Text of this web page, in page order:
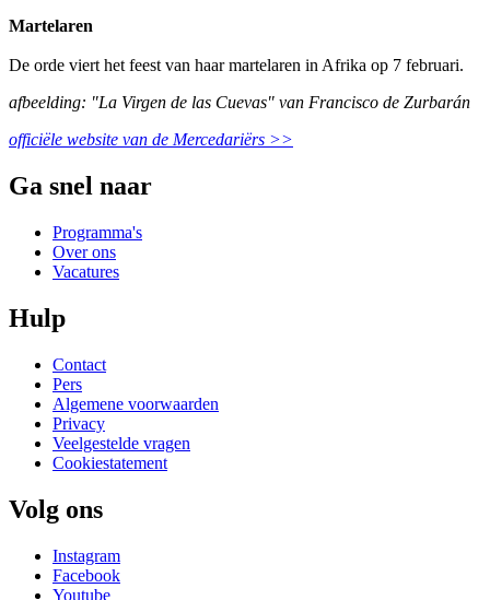
Martelaren
De orde viert het feest van haar martelaren in Afrika op 7 februari.
afbeelding: "La Virgen de las Cuevas" van Francisco de Zurbarán
officiële website van de Mercedariërs >>
Ga snel naar
Programma's
Over ons
Vacatures
Hulp
Contact
Pers
Algemene voorwaarden
Privacy
Veelgestelde vragen
Cookiestatement
Volg ons
Instagram
Facebook
Youtube